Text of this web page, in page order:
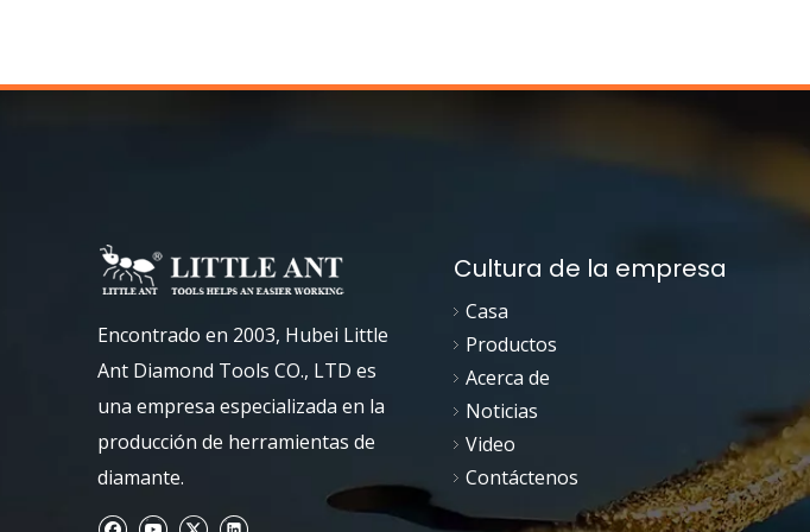
Encontrado en 2003, Hubei Little
Ant Diamond Tools CO., LTD es
una empresa especializada en la
producción de herramientas de
diamante.
Cultura de la empresa
Casa
Productos
Acerca de
Noticias
Video
Contáctenos